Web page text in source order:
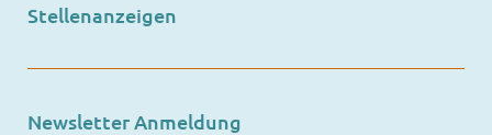
Stellenanzeigen
Newsletter Anmeldung